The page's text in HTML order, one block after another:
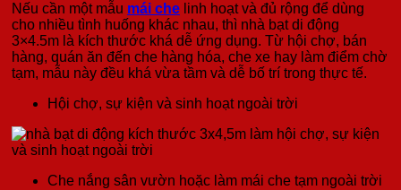
Nếu cần một mẫu mái che linh hoạt và đủ rộng để dùng
cho nhiều tình huống khác nhau, thì nhà bạt di động
3×4.5m là kích thước khá dễ ứng dụng. Từ hội chợ, bán
hàng, quán ăn đến che hàng hóa, che xe hay làm điểm chờ
tạm, mẫu này đều khá vừa tầm và dễ bố trí trong thực tế.
Hội chợ, sự kiện và sinh hoạt ngoài trời
Che nắng sân vườn hoặc làm mái che tạm ngoài trời